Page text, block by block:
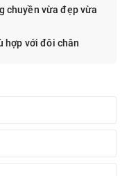
chuyền vừa đẹp vừa
hợp với đôi chân